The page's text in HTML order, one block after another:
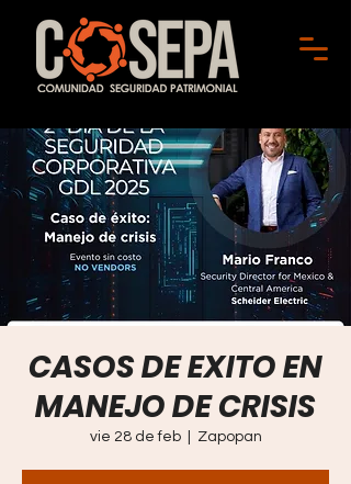
CASOS DE EXITO EN
MANEJO DE CRISIS
vie 28 de feb
  |
Zapopan